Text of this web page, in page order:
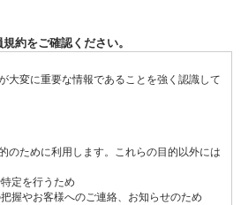
約をご確認ください。